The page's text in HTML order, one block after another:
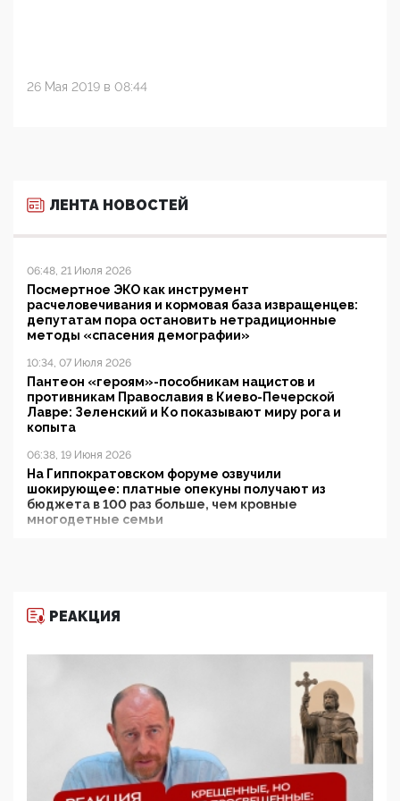
26 Мая 2019 в 08:44
ЛЕНТА НОВОСТЕЙ
06:48, 21 Июля 2026
Посмертное ЭКО как инструмент
расчеловечивания и кормовая база извращенцев:
депутатам пора остановить нетрадиционные
методы «спасения демографии»
10:34, 07 Июля 2026
Пантеон «героям»-пособникам нацистов и
противникам Православия в Киево-Печерской
Лавре: Зеленский и Ко показывают миру рога и
копыта
06:38, 19 Июня 2026
На Гиппократовском форуме озвучили
шокирующее: платные опекуны получают из
бюджета в 100 раз больше, чем кровные
многодетные семьи
11:53, 09 Июня 2026
деятельность ИИТО ЮНЕСКО в России, но
цифроглобалисты продолжают определять
повестку в образовании
09:43, 01 Июня 2026
5G за счет здоровья граждан: Минцифры намерено
отобрать у регионов и муниципалитетов право
защищать жилые дома и социальные объекты от
РЕАКЦИЯ